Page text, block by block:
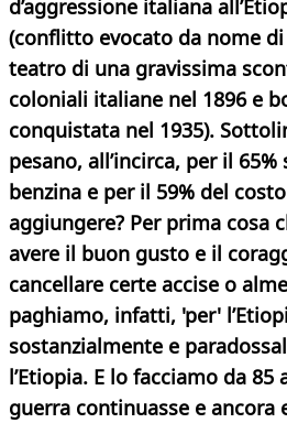
d’aggressione italiana
(conflitto evocato da nome
teatro di una gravissima
coloniali italiane nel 1896 e
conquistata nel 1935).
pesano, all’incirca, per il
benzina e per il 59% del
aggiungere? Per prima cosa
avere il buon gusto e il
cancellare certe accise o
paghiamo, infatti, 'per'
sostanzialmente e
l’Etiopia. E lo facciamo da
guerra continuasse e ancora